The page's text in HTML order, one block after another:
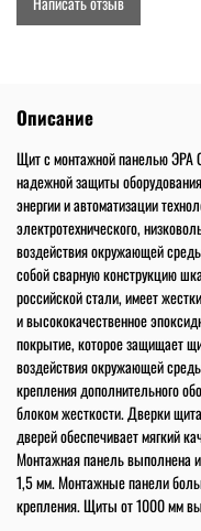
Описание
Щит с монтажной панелью ЭРА
надежной защиты
энергии и автоматизации
электротехнического,
воздействия окружающей
собой сварную конструкцию
российской стали, имеет
и высококачественное
покрытие, которое защищает
воздействия окружающей
крепления дополнительного
блоком жесткости. Дверки
дверей обеспечивает мягкий
Монтажная панель выполнена
1,5 мм. Монтажные панели
крепления. Щиты от 1000 мм